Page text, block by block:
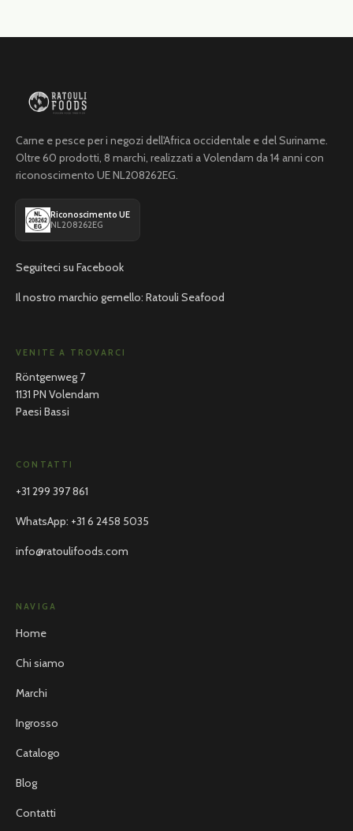
Carne e pesce per i negozi dell'Africa occidentale e del Suriname.
Oltre 60 prodotti, 8 marchi, realizzati a Volendam da 14 anni con
riconoscimento UE NL208262EG.
Riconoscimento UE
NL208262EG
Seguiteci su Facebook
Il nostro marchio gemello: Ratouli Seafood
VENITE A TROVARCI
Röntgenweg 7
1131 PN Volendam
Paesi Bassi
CONTATTI
+31 299 397 861
WhatsApp: +31 6 2458 5035
info@ratoulifoods.com
NAVIGA
Home
Chi siamo
Marchi
Ingrosso
Catalogo
Blog
Contatti